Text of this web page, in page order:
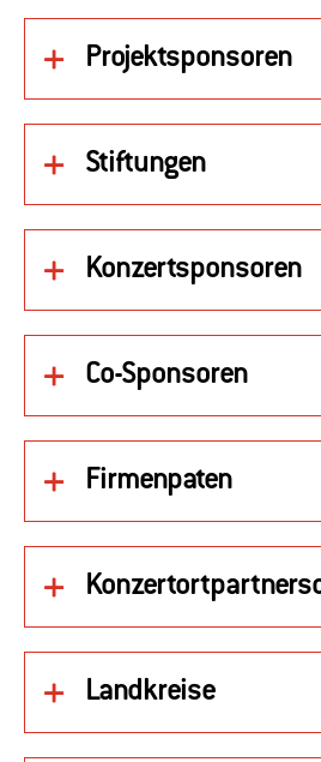
Projektsponsoren
Stiftungen
Konzertsponsoren
Co-Sponsoren
Firmenpaten
Landkreise